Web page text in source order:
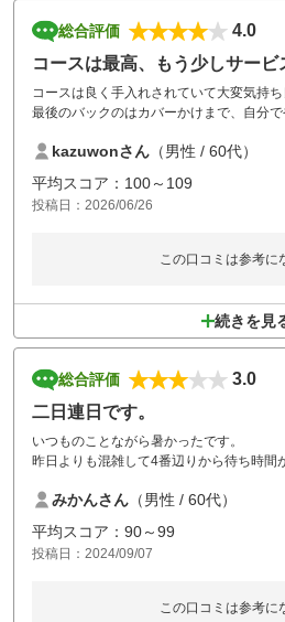
総合評価
4.0
コースは最高、もう少しサービ
コースは良く手入れされていて大変気持
最後のバックのはカバーかけまで、自分
kazuwonさん （男性 / 60代）
平均スコア：100～109
投稿日：2026/06/26
この口コミは参考に
続きを見
総合評価
3.0
二日連日です。
いつものことながら暑かったです。
昨日よりも混雑して4番辺りから待ち時間
みかんさん （男性 / 60代）
平均スコア：90～99
投稿日：2024/09/07
この口コミは参考に